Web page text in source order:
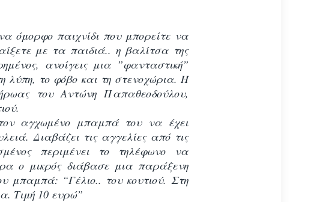
όμορφο παιχνίδι που μπορείτε να
με τα παιδιά.. η βαλίτσα της
ανοίγεις μια ”φανταστική”
λύπη, το φόβο και τη στενοχώρια. Ή
του Αντώνη Παπαθεοδούλου,
αγχωμένο μπαμπά του να έχει
Διαβάζει τις αγγελίες από τις
περιμένει το τηλέφωνο να
ο μικρός διάβασε μια παράξενη
μπαμπά: “Γέλιο.. του κουτιού. Στη
Τιμή 10 ευρώ”